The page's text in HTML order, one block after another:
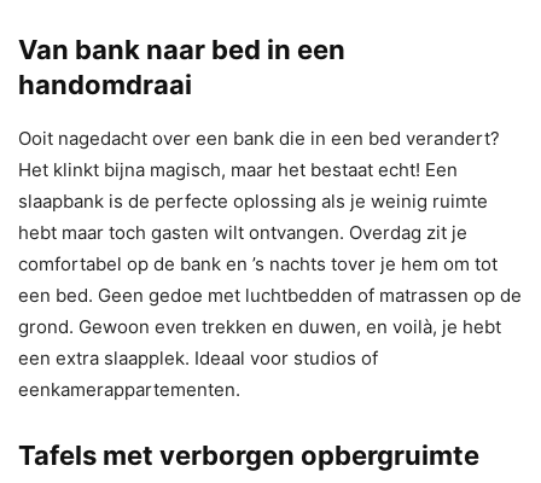
Van bank naar bed in een
handomdraai
Ooit nagedacht over een bank die in een bed verandert?
Het klinkt bijna magisch, maar het bestaat echt! Een
slaapbank is de perfecte oplossing als je weinig ruimte
hebt maar toch gasten wilt ontvangen. Overdag zit je
comfortabel op de bank en ’s nachts tover je hem om tot
een bed. Geen gedoe met luchtbedden of matrassen op de
grond. Gewoon even trekken en duwen, en voilà, je hebt
een extra slaapplek. Ideaal voor studios of
eenkamerappartementen.
Tafels met verborgen opbergruimte